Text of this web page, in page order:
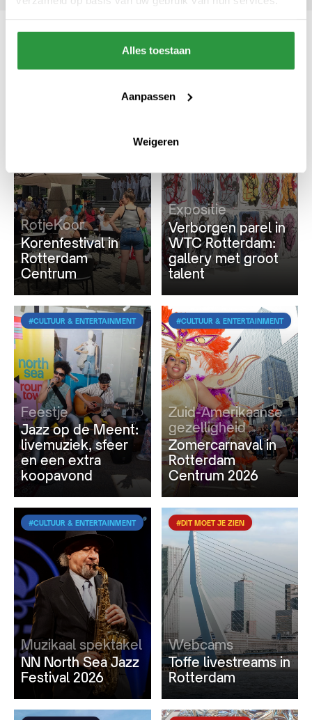
Alles toestaan
Aanpassen
Weigeren
Ook interessant
RotjeKoor
Korenfestival in
Rotterdam
Centrum
Expositie
Verborgen parel in
WTC Rotterdam:
gallery met groot
talent
#CULTUUR & ENTERTAINMENT
Feestje
Jazz op de Meent:
livemuziek, sfeer
en een extra
koopavond
#CULTUUR & ENTERTAINMENT
Zuid-Amerikaanse
gezelligheid
Zomercarnaval in
Rotterdam
Centrum 2026
#CULTUUR & ENTERTAINMENT
Muzikaal spektakel
NN North Sea Jazz
Festival 2026
#DIT MOET JE ZIEN
Webcams
Toffe livestreams in
Rotterdam